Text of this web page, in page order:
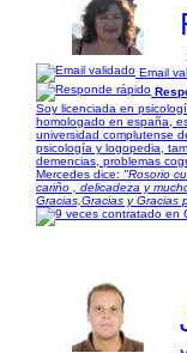
Email
Soy licenciada en
homologado en españa,
universidad complutense
psicología y logopedia,
demencias, problemas
Mercedes dice: "Rosorio
cariño , delicadeza y
Gracias,Gracias y Gracias